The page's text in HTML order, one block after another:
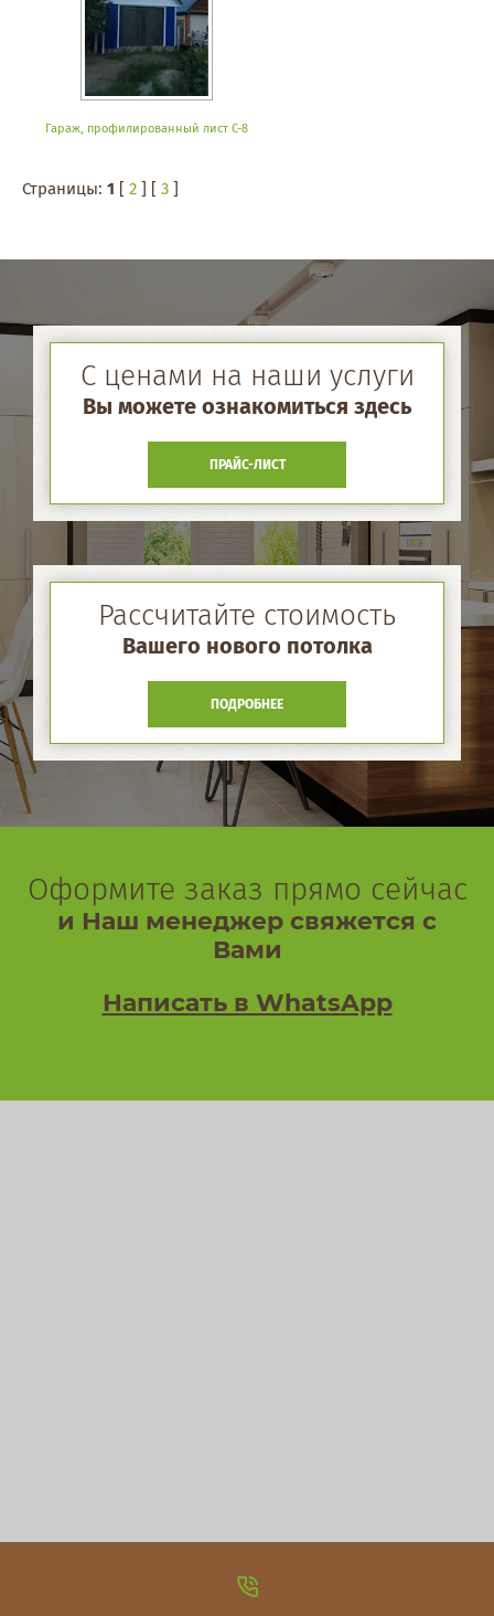
Гараж, профилированный лист С-8
Страницы: 1 [ 2 ] [ 3 ]
С ценами на наши услуги
Вы можете ознакомиться здесь
ПРАЙС-ЛИСТ
Рассчитайте стоимость
Вашего нового потолка
ПОДРОБНЕЕ
Оформите заказ прямо сейчас
и Наш менеджер свяжется с
Вами
Написать в WhatsApp